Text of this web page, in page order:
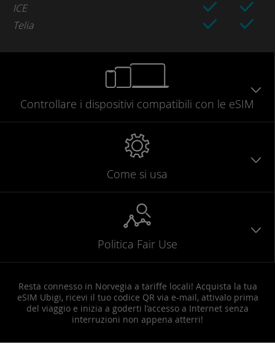
ICE
Telia
Controllare i dispositivi compatibili con le eSIM
Come si usa
Politica Fair Use
Resta connesso in Norvegia a tariffe locali! Acquista la tua
eSIM Ubigi, ricevi il tuo codice QR via e-mail, attivalo prima
del viaggio e inizia a goderti l’accesso a Internet senza
interruzioni non appena atterri!